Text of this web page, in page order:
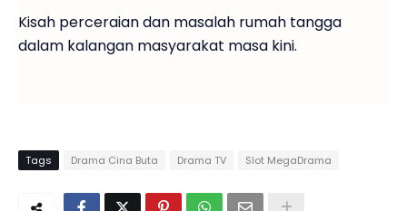
Kisah perceraian dan masalah rumah tangga
dalam kalangan masyarakat masa kini.
Tags Drama Cina Buta Drama TV Slot MegaDrama